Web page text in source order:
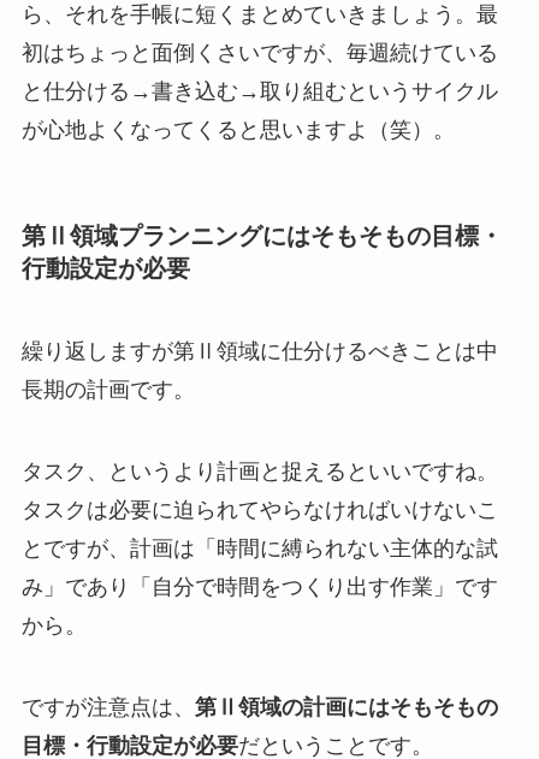
ら、それを手帳に短くまとめていきましょう。最
初はちょっと面倒くさいですが、毎週続けている
と仕分ける→書き込む→取り組むというサイクル
が心地よくなってくると思いますよ（笑）。
第Ⅱ領域プランニングにはそもそもの目標・
行動設定が必要
繰り返しますが第Ⅱ領域に仕分けるべきことは中
長期の計画です。
タスク、というより計画と捉えるといいですね。
タスクは必要に迫られてやらなければいけないこ
とですが、計画は「時間に縛られない主体的な試
み」であり「自分で時間をつくり出す作業」です
から。
ですが注意点は、 第Ⅱ領域の計画にはそもそもの
目標・行動設定が必要だということです。